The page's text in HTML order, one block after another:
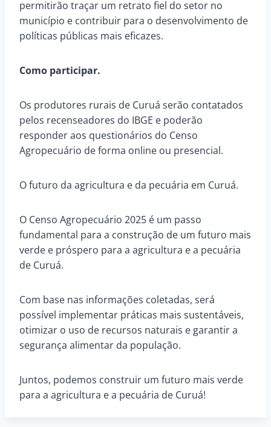
permitirão traçar um retrato fiel do setor no
município e contribuir para o desenvolvimento de
políticas públicas mais eficazes.
Como participar.
Os produtores rurais de Curuá serão contatados
pelos recenseadores do IBGE e poderão
responder aos questionários do Censo
Agropecuário de forma online ou presencial.
O futuro da agricultura e da pecuária em Curuá.
O Censo Agropecuário 2025 é um passo
fundamental para a construção de um futuro mais
verde e próspero para a agricultura e a pecuária
de Curuá.
Com base nas informações coletadas, será
possível implementar práticas mais sustentáveis,
otimizar o uso de recursos naturais e garantir a
segurança alimentar da população.
Juntos, podemos construir um futuro mais verde
para a agricultura e a pecuária de Curuá!